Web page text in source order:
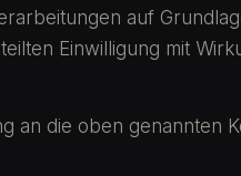
auf
Einwilligung mit
an die oben genannten